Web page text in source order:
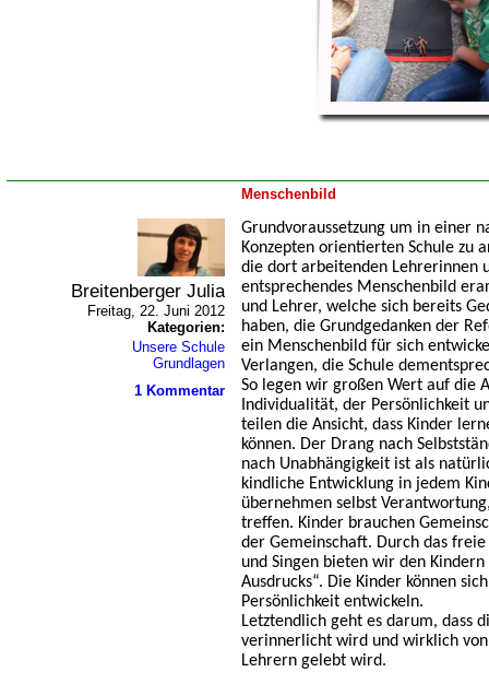
Menschenbild
Breitenberger Julia
Freitag, 22. Juni 2012
Kategorien:
Unsere Schule
Grundlagen
1 Kommentar
Grundvoraussetzung um in einer
Konzepten orientierten Schule zu
die dort arbeitenden Lehrerinnen
entsprechendes Menschenbild
und Lehrer, welche sich bereits
haben, die Grundgedanken der
ein Menschenbild für sich
Verlangen, die Schule
So legen wir großen Wert auf die
Individualität, der Persönlichkeit
teilen die Ansicht, dass Kinder
können. Der Drang nach
nach Unabhängigkeit ist als
kindliche Entwicklung in jedem
übernehmen selbst
treffen. Kinder brauchen
der Gemeinschaft. Durch das
und Singen bieten wir den
Ausdrucks“. Die Kinder können
Persönlichkeit entwickeln.
Letztendlich geht es darum, dass
verinnerlicht wird und wirklich
Lehrern gelebt wird.